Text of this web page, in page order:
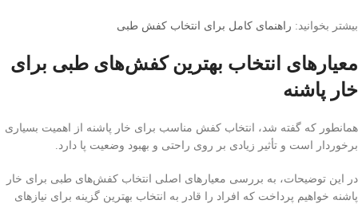
بیشتر بخوانید: راهنمای کامل برای انتخاب کفش طبی
معیارهای انتخاب بهترین کفش‌های طبی برای
خار پاشنه
همانطور که گفته شد، انتخاب کفش مناسب برای خار پاشنه از اهمیت بسیاری
برخوردار است و تأثیر زیادی بر روی راحتی و بهبود وضعیت پا دارد.
در این توضیحات، به بررسی معیارهای اصلی انتخاب کفش‌های طبی برای خار
پاشنه خواهیم پرداخت که افراد را قادر به انتخاب بهترین گزینه برای نیازهای